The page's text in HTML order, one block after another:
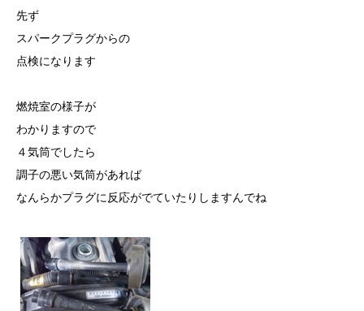
先ず
スパークプラグからの
点検になります
燃焼室の様子が
わかりますので
４気筒でしたら
調子の悪い気筒があれば
なんらかプラグに反応がでていたりしますんでね